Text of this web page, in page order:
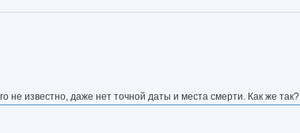
не известно, даже нет точной даты и места смерти. Как же так?